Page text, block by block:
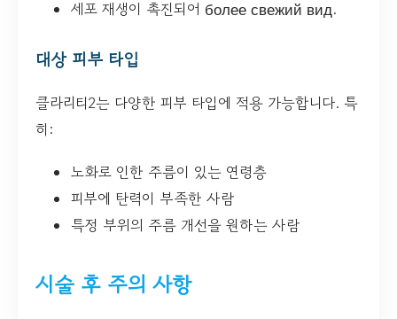
세포 재생이 촉진되어 более свежий вид.
대상 피부 타입
클라리티2는 다양한 피부 타입에 적용 가능합니다. 특
히:
노화로 인한 주름이 있는 연령층
피부에 탄력이 부족한 사람
특정 부위의 주름 개선을 원하는 사람
시술 후 주의 사항